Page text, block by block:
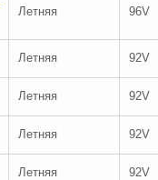
Летняя 96V
Летняя 92V
Летняя 92V
Летняя 92V
Летняя 92V